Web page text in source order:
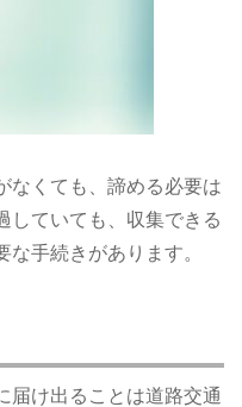
なくても、諦める必要は
していても、収集できる
手続きがあります。
届け出ることは道路交通